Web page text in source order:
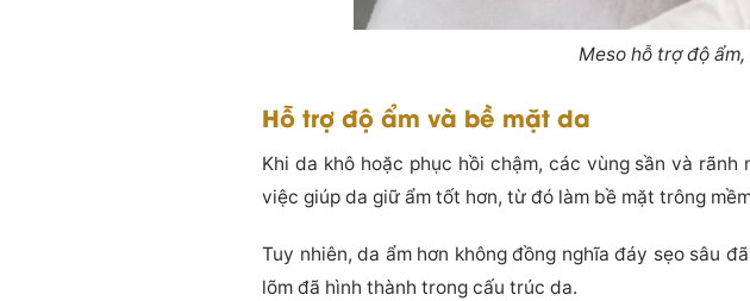
Meso hỗ trợ độ
Hỗ trợ độ ẩm và bề mặt da
Khi da khô hoặc phục hồi chậm, các vùng sần và
việc giúp da giữ ẩm tốt hơn, từ đó làm bề mặt trông
Tuy nhiên, da ẩm hơn không đồng nghĩa đáy sẹo sâu
lõm đã hình thành trong cấu trúc da.